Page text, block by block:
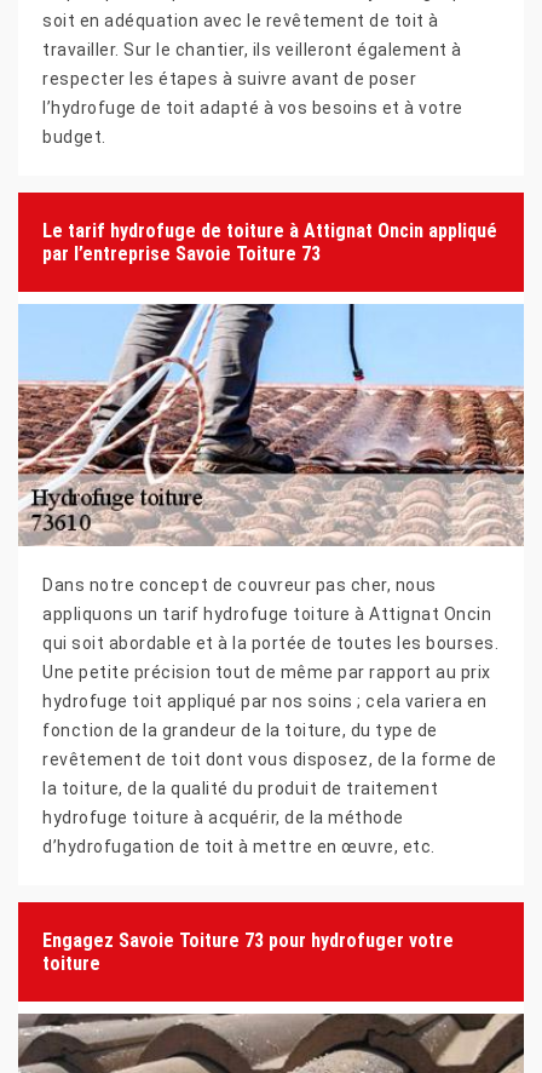
soit en adéquation avec le revêtement de toit à
travailler. Sur le chantier, ils veilleront également à
respecter les étapes à suivre avant de poser
l’hydrofuge de toit adapté à vos besoins et à votre
budget.
Le tarif hydrofuge de toiture à Attignat Oncin appliqué
par l’entreprise Savoie Toiture 73
Dans notre concept de couvreur pas cher, nous
appliquons un tarif hydrofuge toiture à Attignat Oncin
qui soit abordable et à la portée de toutes les bourses.
Une petite précision tout de même par rapport au prix
hydrofuge toit appliqué par nos soins ; cela variera en
fonction de la grandeur de la toiture, du type de
revêtement de toit dont vous disposez, de la forme de
la toiture, de la qualité du produit de traitement
hydrofuge toiture à acquérir, de la méthode
d’hydrofugation de toit à mettre en œuvre, etc.
Engagez Savoie Toiture 73 pour hydrofuger votre
toiture